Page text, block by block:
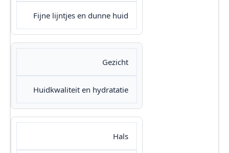
Fijne lijntjes en dunne huid
Gezicht
Huidkwaliteit en hydratatie
Hals